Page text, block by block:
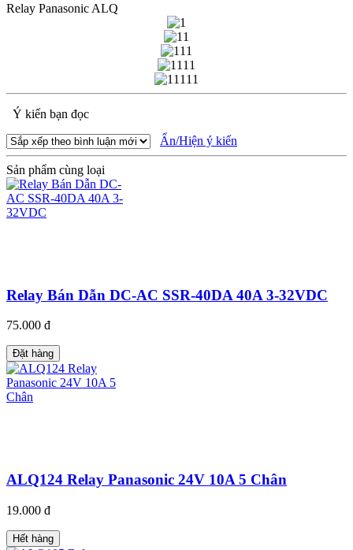
Relay Panasonic ALQ
Ý kiến bạn đọc
Ẩn/Hiện ý kiến
Sản phẩm cùng loại
Relay Bán Dẫn DC-AC SSR-40DA 40A 3-32VDC
75.000 đ
Đặt hàng
ALQ124 Relay Panasonic 24V 10A 5 Chân
19.000 đ
Hết hàng